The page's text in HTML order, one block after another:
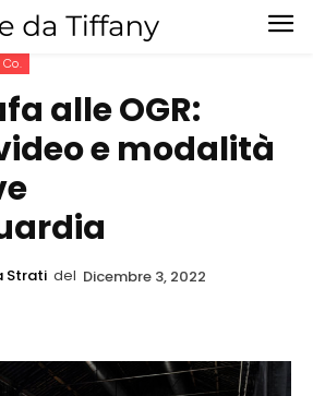
alle OGR:
e modalità
Strati del Dicembre 3, 2022